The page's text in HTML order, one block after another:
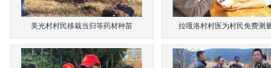
美光村村民移栽当归等药材种苗 拉嘎洛村村医为村民免费测